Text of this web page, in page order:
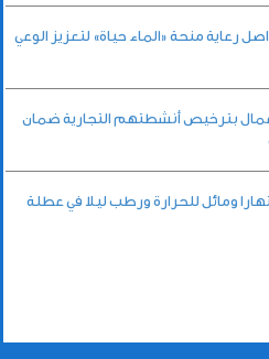
رعاية منحة «الماء حياة» لتعزيز الوعي
بترخيص أنشطتهم التجارية ضمان
ومائل للحرارة ورطب ليلا في عطلة